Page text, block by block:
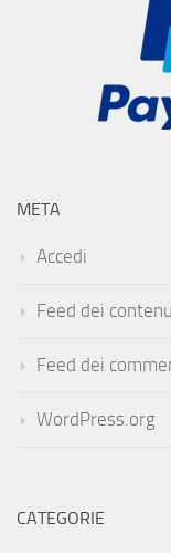
META
Accedi
Feed dei
Feed dei
WordPress.org
CATEGORIE